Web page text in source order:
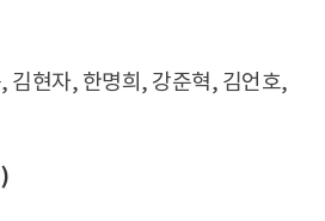
김현자, 한명희, 강준혁, 김언호,